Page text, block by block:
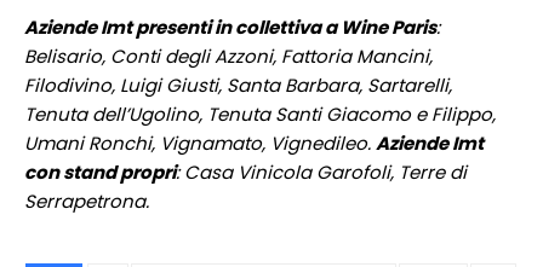
Aziende Imt presenti in collettiva a Wine Paris:
Belisario, Conti degli Azzoni, Fattoria Mancini,
Filodivino, Luigi Giusti, Santa Barbara, Sartarelli,
Tenuta dell’Ugolino, Tenuta Santi Giacomo e Filippo,
Umani Ronchi, Vignamato, Vignedileo.Aziende Imt
con stand propri: Casa Vinicola Garofoli, Terre di
Serrapetrona.